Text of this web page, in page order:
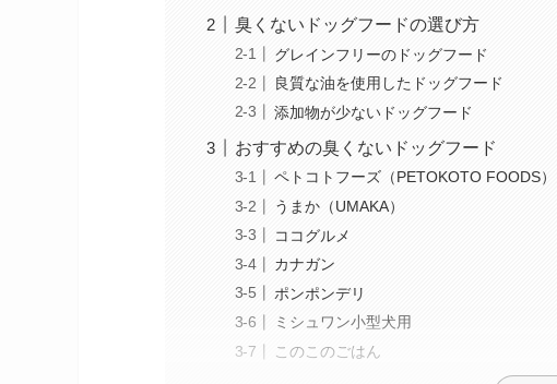
臭くないドッグフードの選び方
グレインフリーのドッグフード
良質な油を使用したドッグフード
添加物が少ないドッグフード
おすすめの臭くないドッグフード
ペトコトフーズ（PETOKOTO FOODS）
うまか（UMAKA）
ココグルメ
カナガン
ポンポンデリ
ミシュワン小型犬用
このこのごはん